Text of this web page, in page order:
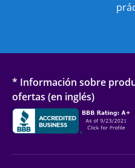
* Información sobre
ofertas (en inglés)